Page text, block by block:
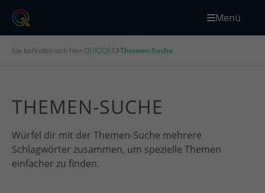
Menü
Sie befinden sich hier:QUIQQER Themen-Suche
THEMEN-SUCHE
Würfel dir mit der Themen-Suche mehrere
Schlagwörter zusammen, um spezielle Themen
einfacher zu finden.